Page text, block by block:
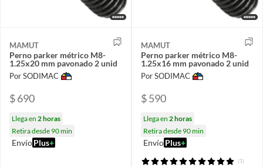
MAMUT
Perno parker métrico M8-
1.25x20 mm pavonado 2 unid
Por SODIMAC
$ 690
Llega en 2 horas
Retira desde 90 min
EnvíoPlus+
MAMUT
Perno parker métrico M8-
1.25x16 mm pavonado 2 unid
Por SODIMAC
$ 590
Llega en 2 horas
Retira desde 90 min
EnvíoPlus+
(1)